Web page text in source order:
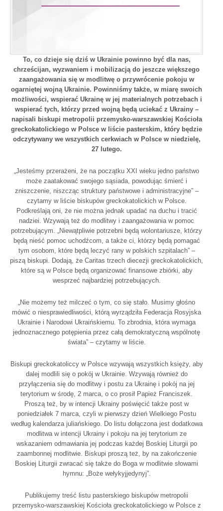
To, co dzieje się dziś w Ukrainie powinno być dla nas,
chrześcijan, wyzwaniem i mobilizacją do jeszcze większego
zaangażowania się w modlitwę o przywrócenie pokoju w
ogarniętej wojną Ukrainie. Powinniśmy także, w miarę swoich
możliwości, wspierać Ukrainę w jej materialnych potrzebach i
wspierać tych, którzy przed wojną będą uciekać z Ukrainy –
napisali biskupi metropolii przemysko-warszawskiej Kościoła
greckokatolickiego w Polsce w liście pasterskim, który będzie
odczytywany we wszystkich cerkwiach w Polsce w niedzielę,
27 lutego.
„Jesteśmy przerażeni, że na początku XXI wieku jedno państwo
może zaatakować swojego sąsiada, powodując śmierć i
zniszczenie, niszcząc struktury państwowe i administracyjne” –
czytamy w liście biskupów greckokatolickich w Polsce.
Podkreślają oni, że nie można jednak upadać na duchu i tracić
nadziei. Wzywają też do modlitwy i zaangażowania w pomoc
potrzebującym. „Niewątpliwie potrzebni będą wolontariusze, którzy
będą nieść pomoc uchodźcom, a także ci, którzy będą pomagać
tym osobom, które będą leczyć rany w polskich szpitalach” –
piszą biskupi. Dodają, że Caritas trzech diecezji greckokatolickich,
które są w Polsce będą organizować finansowe zbiórki, aby
wesprzeć najbardziej potrzebujących.
„Nie możemy też milczeć o tym, co się stało. Musimy głośno
mówić o niesprawiedliwości, którą wyrządziła Federacja Rosyjska
Ukrainie i Narodowi Ukraińskiemu. To zbrodnia, która wymaga
jednoznacznego potępienia przez całą demokratyczną wspólnotę
świata” – czytamy w liście.
Biskupi greckokatoliccy w Polsce wzywają wszystkich księży, aby
dalej modlili się o pokój w Ukrainie. Wzywają również do
przyłączenia się do modlitwy i postu za Ukrainę i pokój na jej
terytorium w środę, 2 marca, o co prosił Papież Franciszek.
Proszą też, by w intencji Ukrainy poświęcić także post w
poniedziałek 7 marca, czyli w pierwszy dzień Wielkiego Postu
według kalendarza juliańskiego. Do listu dołączona jest dodatkowa
modlitwa w intencji Ukrainy i pokoju na jej terytorium ze
wskazaniem odmawiania jej podczas każdej Boskiej Liturgii po
zaambonnej modlitwie. Biskupi proszą też, by na zakończenie
Boskiej Liturgii zwracać się także do Boga w modlitwie słowami
hymnu: „Boże wełykyjjedynyj”.
Publikujemy treść listu pasterskiego biskupów metropolii
przemysko-warszawskiej Kościoła greckokatolickiego w Polsce z